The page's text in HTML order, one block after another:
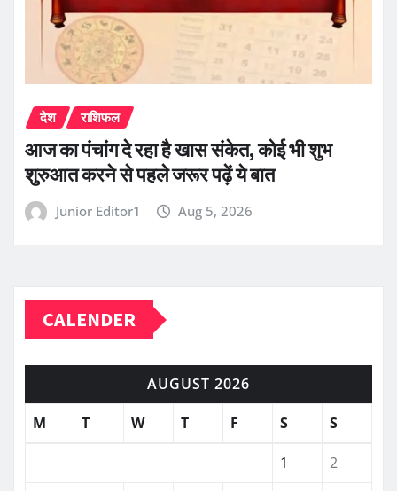
देश राशिफल
आज का पंचांग दे रहा है खास संकेत, कोई भी शुभ
शुरुआत करने से पहले जरूर पढ़ें ये बात
Junior Editor1 Aug 5, 2026
CALENDER
AUGUST 2026
M
T W T F S S
1
2